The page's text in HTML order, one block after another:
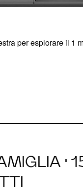
per esplorare il 1
·